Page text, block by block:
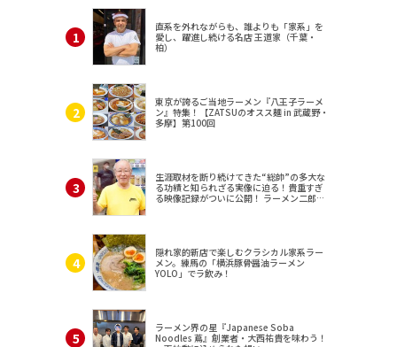
直系を外れながらも、誰よりも「家系」を
愛し、躍進し続ける名店 王道家（千葉・
柏）
東京が誇るご当地ラーメン『八王子ラーメ
ン』特集！【ZATSUのオスス麺 in 武蔵野・
多摩】第100回
生涯取材を断り続けてきた“総帥”の多大な
る功績と知られざる実像に迫る！貴重すぎ
る映像記録がついに公開！ ラーメン二郎
隠れ家的新店で楽しむクラシカル家系ラー
メン。練馬の「横浜豚骨醤油ラーメン
YOLO」でラ飲み！
ラーメン界の星『Japanese Soba
Noodles 蔦』創業者・大西祐貴を味わう！